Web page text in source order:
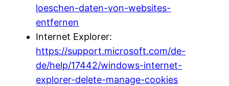
loeschen-daten-von-websites-
entfernen
Internet Explorer:
https://support.microsoft.com/de-
de/help/17442/windows-internet-
explorer-delete-manage-cookies